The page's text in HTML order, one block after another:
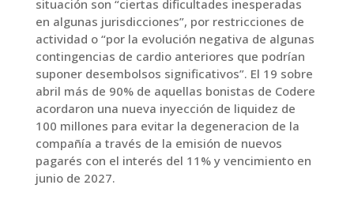
situación son “ciertas dificultades inesperadas
en algunas jurisdicciones”, por restricciones de
actividad o “por la evolución negativa de algunas
contingencias de cardio anteriores que podrían
suponer desembolsos significativos”. El 19 sobre
abril más de 90% de aquellas bonistas de Codere
acordaron una nueva inyección de liquidez de
100 millones para evitar la degeneracion de la
compañía a través de la emisión de nuevos
pagarés con el interés del 11% y vencimiento en
junio de 2027.